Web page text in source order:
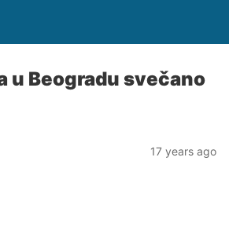
u Beogradu svečano
17 years ago